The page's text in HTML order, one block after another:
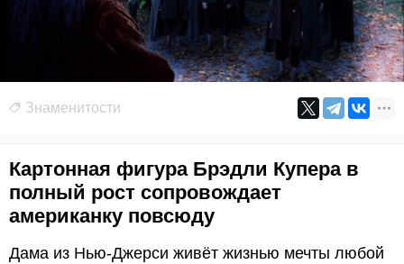
Знаменитости
Картонная фигура Брэдли Купера в
полный рост сопровождает
американку повсюду
Дама из Нью-Джерси живёт жизнью мечты любой